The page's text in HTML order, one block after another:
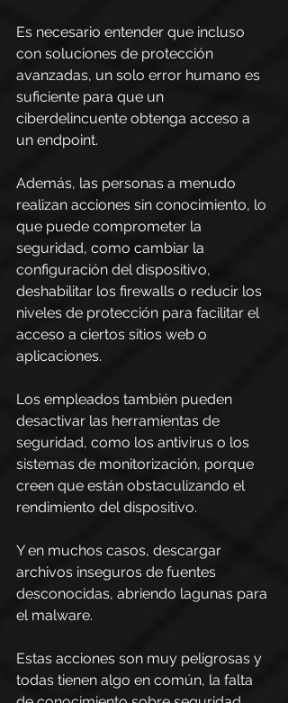
Es necesario entender que incluso
con soluciones de protección
avanzadas, un solo error humano es
suficiente para que un
ciberdelincuente obtenga acceso a
un endpoint.
Además, las personas a menudo
realizan acciones sin conocimiento, lo
que puede comprometer la
seguridad, como cambiar la
configuración del dispositivo,
deshabilitar los firewalls o reducir los
niveles de protección para facilitar el
acceso a ciertos sitios web o
aplicaciones.
Los empleados también pueden
desactivar las herramientas de
seguridad, como los antivirus o los
sistemas de monitorización, porque
creen que están obstaculizando el
rendimiento del dispositivo.
Y en muchos casos, descargar
archivos inseguros de fuentes
desconocidas, abriendo lagunas para
el malware.
Estas acciones son muy peligrosas y
todas tienen algo en común, la falta